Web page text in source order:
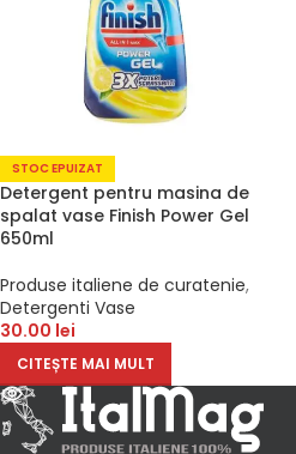
STOC EPUIZAT
Detergent pentru masina de
spalat vase Finish Power Gel
650ml
Produse italiene de curatenie,
Detergenti Vase
30.00 lei
CITEȘTE MAI MULT